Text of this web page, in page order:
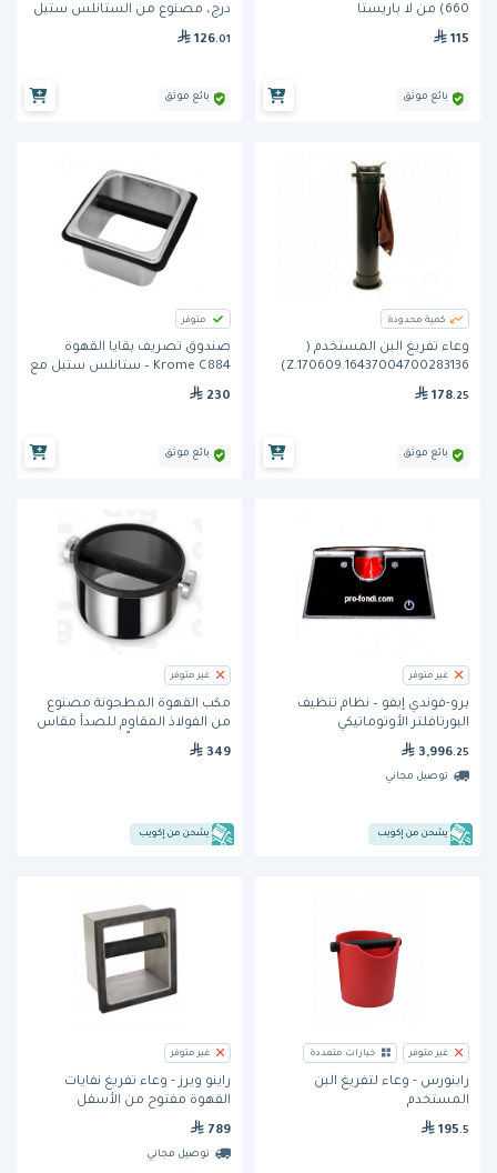
660) من لا باريستا
115
بائع موثق
درج، مصنوع من الستانلس ستيل
126.01
بائع موثق
كمية محدودة
وعاء تفريغ البن المستخدم (
Z.170609.16437004700283136)
من دايموند
178.25
بائع موثق
متوفر
صندوق تصريف بقايا القهوة
Krome C884 – ستانلس ستيل مع
قناة تصريف - 7.32″ x 6.85″ x 3.50″
230
بائع موثق
غير متوفر
برو-فوندي إيفو – نظام تنظيف
البورتافلتر الأوتوماتيكي
3,996.25
توصيل مجاني
يشحن من إكويب
غير متوفر
مكب القهوة المطحونة مصنوع
من الفولاذ المقاوم للصدأ مقاس
349
يشحن من إكويب
غير متوفر خيارات متعددة
راينورس - وعاء لتفريغ البن
المستخدم
195 .5
غير متوفر
راينو ويرز - وعاء تفريغ نفايات
القهوة مفتوح من الأسفل
789
توصيل مجاني